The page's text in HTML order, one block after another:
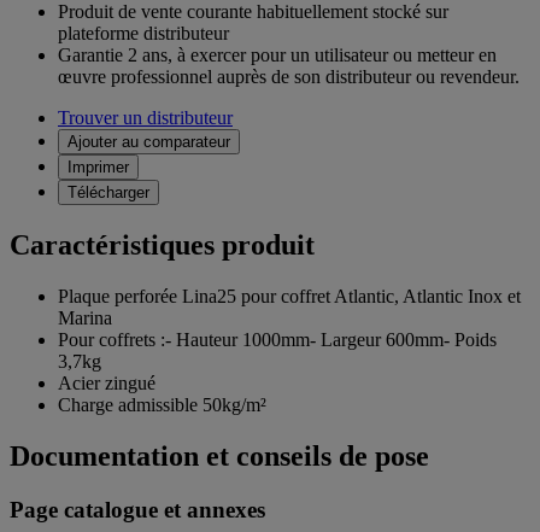
Produit de vente courante habituellement stocké sur
plateforme distributeur
Garantie 2 ans, à exercer pour un utilisateur ou metteur en
œuvre professionnel auprès de son distributeur ou revendeur.
Trouver un distributeur
Ajouter au comparateur
Imprimer
Télécharger
Caractéristiques produit
Plaque perforée Lina25 pour coffret Atlantic, Atlantic Inox et
Marina
Pour coffrets :- Hauteur 1000mm- Largeur 600mm- Poids
3,7kg
Acier zingué
Charge admissible 50kg/m²
Documentation et conseils de pose
Page catalogue et annexes